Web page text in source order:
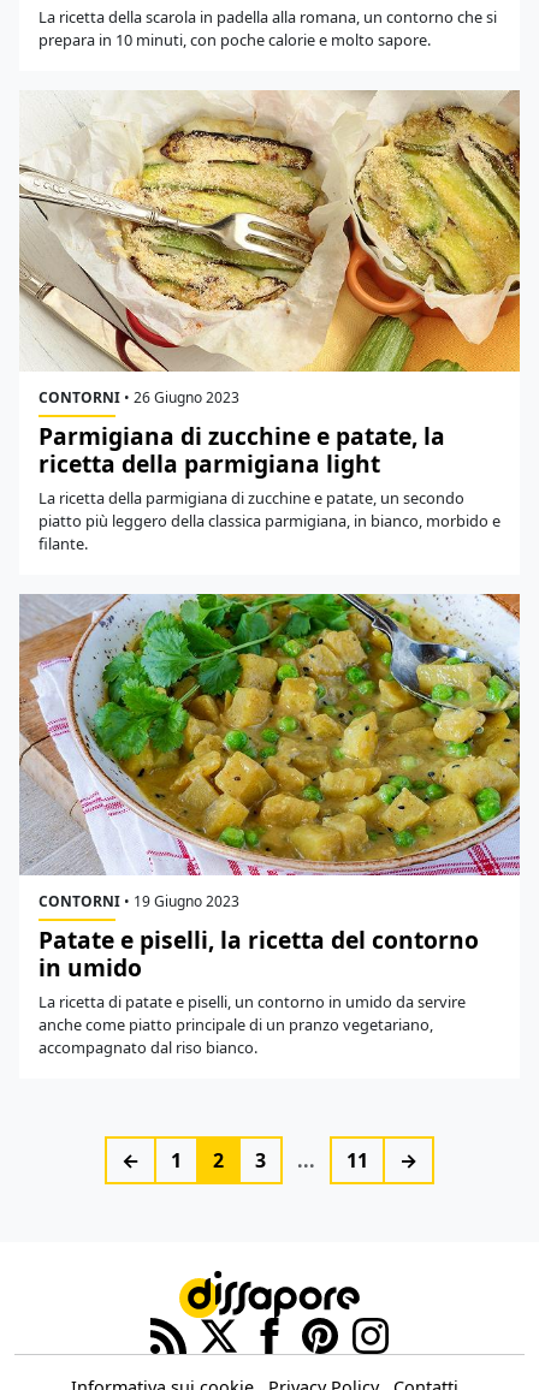
La ricetta della scarola in padella alla romana, un contorno che si
prepara in 10 minuti, con poche calorie e molto sapore.
CONTORNI • 26 Giugno 2023
Parmigiana di zucchine e patate, la
ricetta della parmigiana light
La ricetta della parmigiana di zucchine e patate, un secondo
piatto più leggero della classica parmigiana, in bianco, morbido e
filante.
CONTORNI • 19 Giugno 2023
Patate e piselli, la ricetta del contorno
in umido
La ricetta di patate e piselli, un contorno in umido da servire
anche come piatto principale di un pranzo vegetariano,
accompagnato dal riso bianco.
← 1 2 3 ... 11 →